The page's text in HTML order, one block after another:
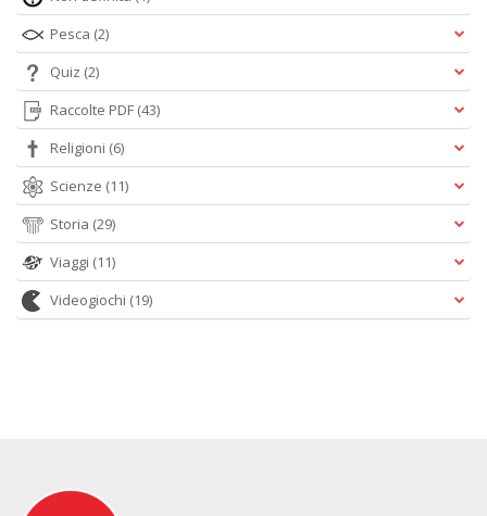
Pesca (2)
Quiz (2)
Raccolte PDF (43)
Religioni (6)
Scienze (11)
Storia (29)
Viaggi (11)
Videogiochi (19)